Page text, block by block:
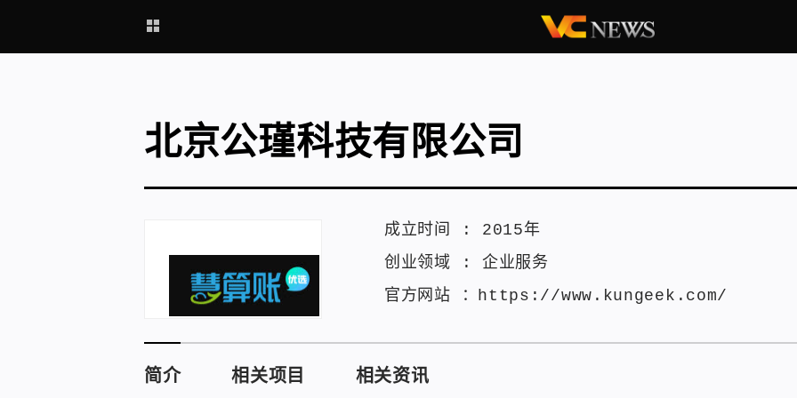
北京公瑾科技有限公司
成立时间 : 2015年
创业领域 : 企业服务
官方网站 ： https://www.kungeek.com/
简介 相关项目 相关资讯